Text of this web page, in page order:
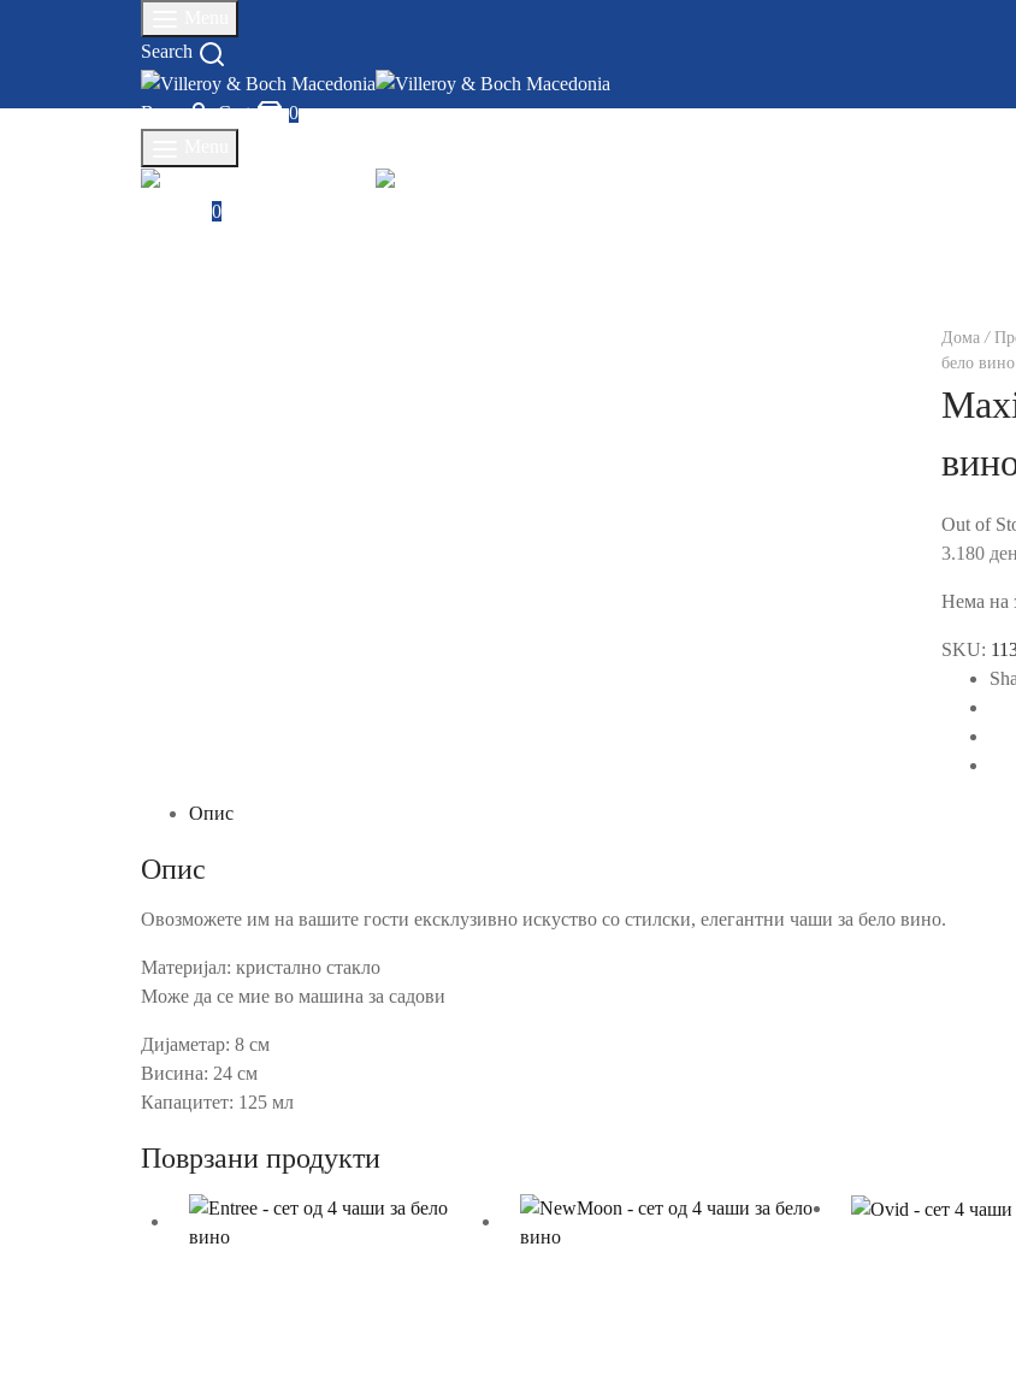
Search
Влез Cart
0
0
Дома /
бело вино
Out of
3.180 ден
Нема на
SKU:
Опис
Опис
Овозможете им на вашите гости ексклузивно искуство со стилски, елегантни чаши за бело вино.
Материјал: кристално стакло
Може да се мие во машина за садови
Дијаметар: 8 см
Висина: 24 см
Капацитет: 125 мл
Поврзани продукти